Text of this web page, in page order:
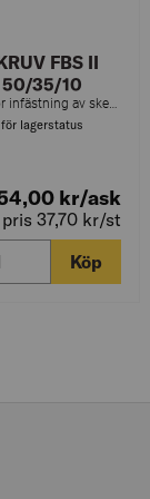
FBS II
50/35/10
lagerstatus
kr/ask
37,70 kr/st
Köp